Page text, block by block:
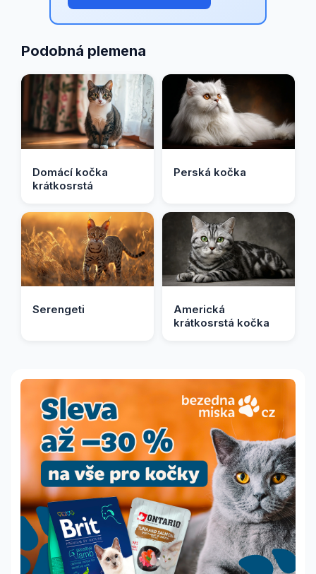
Podobná plemena
Domácí kočka
krátkosrstá
Perská kočka
Serengeti
Americká
krátkosrstá kočka